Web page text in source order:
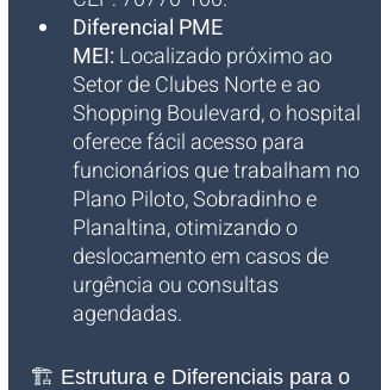
Diferencial PME
MEI: Localizado próximo ao
Setor de Clubes Norte e ao
Shopping Boulevard, o hospital
oferece fácil acesso para
funcionários que trabalham no
Plano Piloto, Sobradinho e
Planaltina, otimizando o
deslocamento em casos de
urgência ou consultas
agendadas.
🏗️ Estrutura e Diferenciais para o